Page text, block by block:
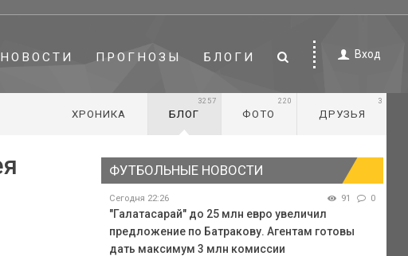
НОВОСТИ ПРОГНОЗЫ БЛОГИ Вход
ХРОНИКА БЛОГ
3257
ФОТО
220
ДРУЗЬЯ
3
ФУТБОЛЬНЫЕ НОВОСТИ
Сегодня 22:26 91 0
"Галатасарай" до 25 млн евро увеличил
предложение по Батракову. Агентам готовы
дать максимум 3 млн комиссии